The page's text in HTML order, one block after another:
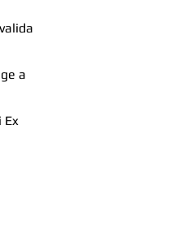
a
Ex